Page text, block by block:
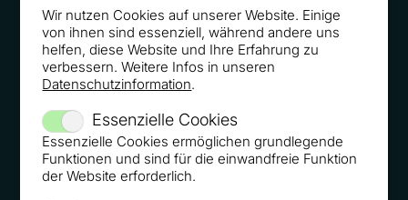
Wir nutzen Cookies auf unserer Website. Einige
von ihnen sind essenziell, während andere uns
helfen, diese Website und Ihre Erfahrung zu
verbessern. Weitere Infos in unseren
Datenschutzinformation.
Essenzielle Cookies
Essenzielle Cookies ermöglichen grundlegende
Funktionen und sind für die einwandfreie Funktion
der Website erforderlich.
Besondere Ideen für besondere Zeiten
Jetzt Video Anschauen!